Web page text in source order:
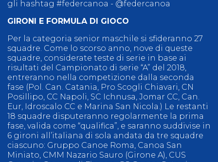
gli hashtag #federcanoa - @federcanoa
GIRONI E FORMULA DI GIOCO
Per la categoria senior maschile si sfideranno 27
squadre. Come lo scorso anno, nove di queste
squadre, considerate teste di serie in base ai
risultati del Campionato di serie “A” del 2018,
entreranno nella competizione dalla seconda
fase (Pol. Can. Catania, Pro Scogli Chiavari, CN
Posillipo, CC Napoli, SC Ichnusa, Jomar CC, Can.
Eur, Idroscalo CC e Marina San Nicola.) Le restanti
18 squadre disputeranno regolarmente la prima
fase, valida come “qualifica”, e saranno suddivise in
6 gironi all’italiana di sola andata da tre squadre
ciascuno: Gruppo Canoe Roma, Canoa San
Miniato, CMM Nazario Sauro (Girone A), CUS